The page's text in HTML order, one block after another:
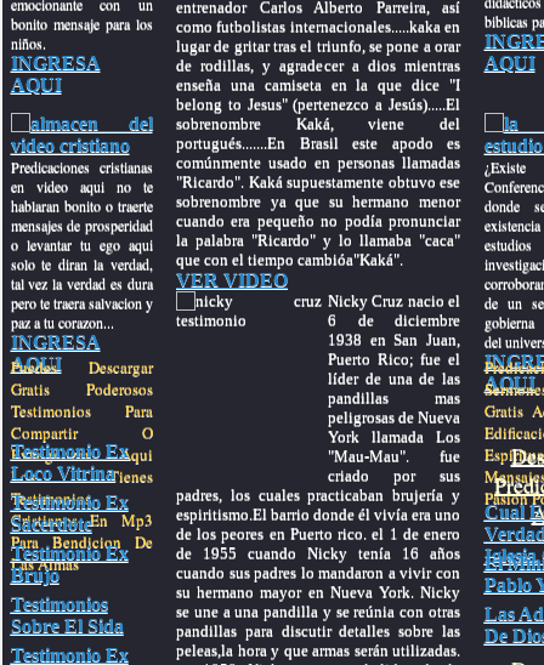
bonito mensaje para los
niños.
INGRESA
AQUI
Predicaciones cristianas
en video aqui no te
hablaran bonito o traerte
mensajes de prosperidad
o levantar tu ego aqui
solo te diran la verdad,
tal vez la verdad es dura
pero te traera salvacion y
paz a tu corazon...
INGRESA
AQUI
Puedes Descargar
Gratis Poderosos
Testimonios Para
Compartir O
Evangelizar Aqui
Los Tienes
Testimonios
Cristianos En Mp3
Para Bendicion De
Las Almas
Testimonio Ex
Loco Vitrina
Testimonio Ex
Sacerdote
Testimonio Ex
Brujo
Testimonios
Sobre El Sida
Testimonio Ex
entrenador Carlos Alberto Parreira, así
como futbolistas internacionales.....kaka en
lugar de gritar tras el triunfo, se pone a orar
de rodillas, y agradecer a dios mientras
enseña una camiseta en la que dice "I
belong to Jesus" (pertenezco a Jesús).....El
sobrenombre Kaká, viene del
portugués.......En Brasil este apodo es
comúnmente usado en personas llamadas
"Ricardo". Kaká supuestamente obtuvo ese
sobrenombre ya que su hermano menor
cuando era pequeño no podía pronunciar
la palabra "Ricardo" y lo llamaba "caca"
que con el tiempo cambióa"Kaká".
VER VIDEO
Nicky Cruz nacio el
6 de diciembre
1938 en San Juan,
Puerto Rico; fue el
líder de una de las
pandillas mas
peligrosas de Nueva
York llamada Los
"Mau-Mau". fue
criado por sus
padres, los cuales practicaban brujería y
espiritismo.El barrio donde él vivía era uno
de los peores en Puerto rico. el 1 de enero
de 1955 cuando Nicky tenía 16 años
cuando sus padres lo mandaron a vivir con
su hermano mayor en Nueva York. Nicky
se une a una pandilla y se reúnia con otras
pandillas para discutir detalles sobre las
peleas,la hora y que armas serán utilizadas.
biblicas
AQUI
donde
de un
del
AQUI
Gratis
Pasion
Cual
Iglesia
El
Pablo
Las
De